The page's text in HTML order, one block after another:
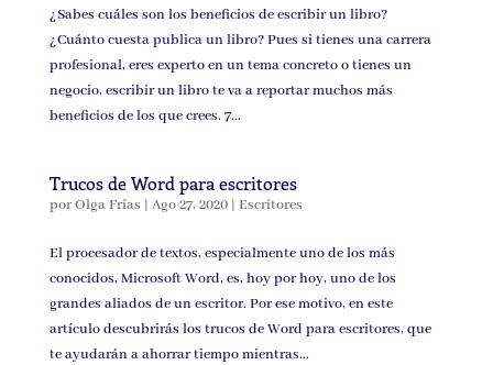
¿Sabes cuáles son los beneficios de escribir un libro?
¿Cuánto cuesta publica un libro? Pues si tienes una carrera
profesional, eres experto en un tema concreto o tienes un
negocio, escribir un libro te va a reportar muchos más
beneficios de los que crees. 7...
Trucos de Word para escritores
porOlga Frías | Ago 27, 2020| Escritores
El procesador de textos, especialmente uno de los más
conocidos, Microsoft Word, es, hoy por hoy, uno de los
grandes aliados de un escritor. Por ese motivo, en este
artículo descubrirás los trucos de Word para escritores, que
te ayudarán a ahorrar tiempo mientras...